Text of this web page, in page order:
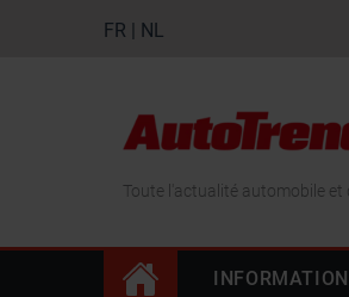
FR | NL
Toute l'actualité automobile